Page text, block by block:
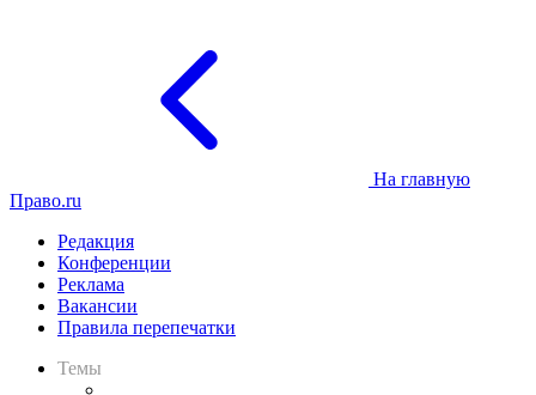
На главную
Право.ru
Редакция
Конференции
Реклама
Вакансии
Правила перепечатки
Темы